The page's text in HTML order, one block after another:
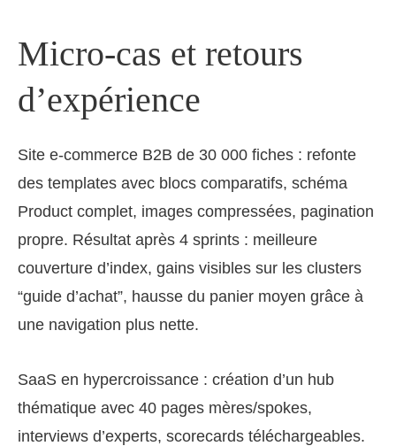
Micro‑cas et retours
d’expérience
Site e‑commerce B2B de 30 000 fiches : refonte
des templates avec blocs comparatifs, schéma
Product complet, images compressées, pagination
propre. Résultat après 4 sprints : meilleure
couverture d’index, gains visibles sur les clusters
“guide d’achat”, hausse du panier moyen grâce à
une navigation plus nette.
SaaS en hypercroissance : création d’un hub
thématique avec 40 pages mères/spokes,
interviews d’experts, scorecards téléchargeables.